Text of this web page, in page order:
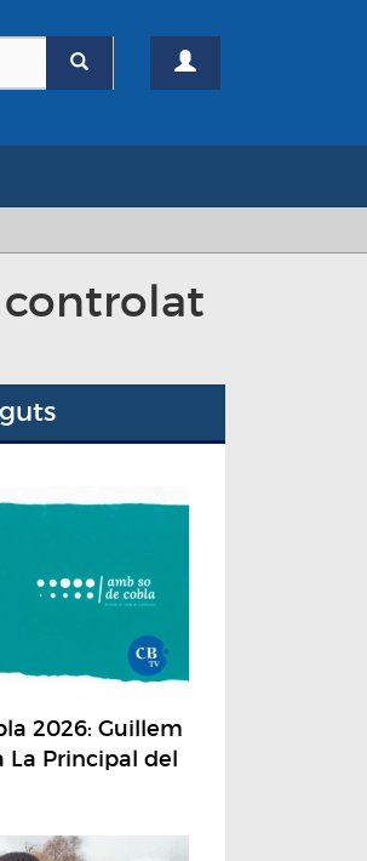
controlat
2026: Guillem
La Principal del